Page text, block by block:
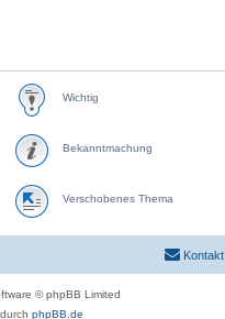
Wichtig
Bekanntmachung
Verschobenes Thema
Kontakt
© phpBB Limited
phpBB.de